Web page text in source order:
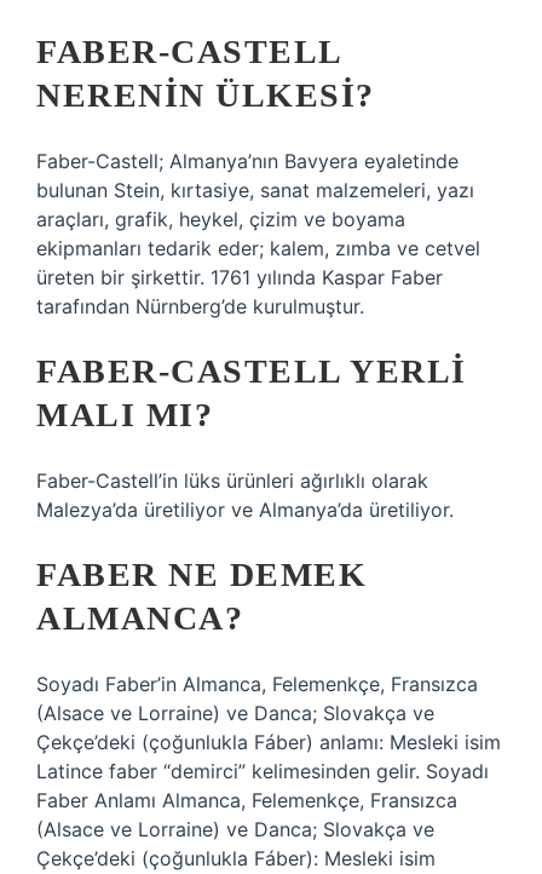
FABER-CASTELL
NERENIN ÜLKESI?
Faber-Castell; Almanya’nın Bavyera eyaletinde
bulunan Stein, kırtasiye, sanat malzemeleri, yazı
araçları, grafik, heykel, çizim ve boyama
ekipmanları tedarik eder; kalem, zımba ve cetvel
üreten bir şirkettir. 1761 yılında Kaspar Faber
tarafından Nürnberg’de kurulmuştur.
FABER-CASTELL YERLI
MALI MI?
Faber-Castell’in lüks ürünleri ağırlıklı olarak
Malezya’da üretiliyor ve Almanya’da üretiliyor.
FABER NE DEMEK
ALMANCA?
Soyadı Faber’in Almanca, Felemenkçe, Fransızca
(Alsace ve Lorraine) ve Danca; Slovakça ve
Çekçe’deki (çoğunlukla Fáber) anlamı: Mesleki isim
Latince faber “demirci” kelimesinden gelir. Soyadı
Faber Anlamı Almanca, Felemenkçe, Fransızca
(Alsace ve Lorraine) ve Danca; Slovakça ve
Çekçe’deki (çoğunlukla Fáber): Mesleki isim